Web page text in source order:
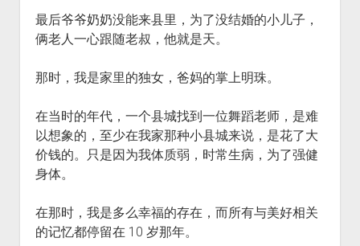
最后爷爷奶奶没能来县里，为了没结婚的小儿子，
俩老人一心跟随老叔，他就是天。
那时，我是家里的独女，爸妈的掌上明珠。
在当时的年代，一个县城找到一位舞蹈老师，是难
以想象的，至少在我家那种小县城来说，是花了大
价钱的。只是因为我体质弱，时常生病，为了强健
身体。
在那时，我是多么幸福的存在，而所有与美好相关
的记忆都停留在 10 岁那年。